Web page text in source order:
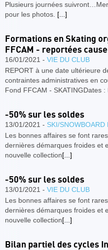
Plusieurs journées
pour les photos. [...]
Formations en Skating
FFCAM - reportées cause
16/01/2021 - VIE DU CLUB
REPORT à une date ultérieure
contraintes administratives en
Fond FFCAM - SKATINGDates :
​-50% sur les soldes
13/01/2021 - SKI/SNOWBOARD
Les bonnes affaires se font
dernières démarques froides et
nouvelle collection​[...]
​-50% sur les soldes
13/01/2021 - VIE DU CLUB
Les bonnes affaires se font
dernières démarques froides et
nouvelle collection​[...]
Bilan partiel des cycles